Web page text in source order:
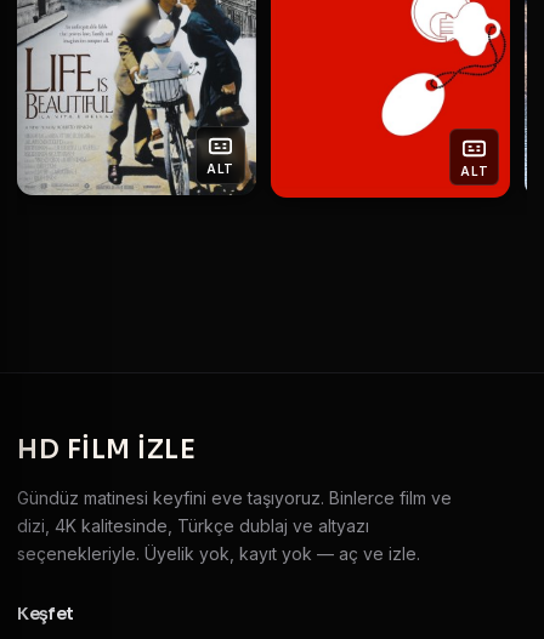
ALT ALT
HD FILM IZLE
Gündüz matinesi keyfini eve taşıyoruz. Binlerce film ve
dizi, 4K kalitesinde, Türkçe dublaj ve altyazı
seçenekleriyle. Üyelik yok, kayıt yok — aç ve izle.
Keşfet